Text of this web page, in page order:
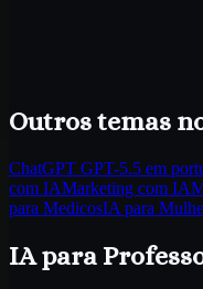
Outros temas
ChatGPT GPT-5.5 em
com IAMarketing com IA
para MedicosIA para
IA para